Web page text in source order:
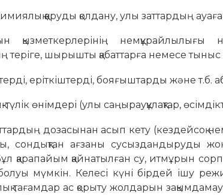
қаруды қолдану, улы заттардың
қызметкерлерінің немқұрайлылығы
теріге, шырышты қабаттарға немесе тыныс
еріткіштерді, бояғыштарды және т.б.
түлік өнімдері (улы саңырауқұлақтар,
дозасынан асып кету (кездейсоқ
сондықтан ағзаны сусыздандыруды
қарапайым қайнатылған су, итмұрын
мүмкін. Келесі күні бірдей ішу
тағамдар ас қорыту жолдарын